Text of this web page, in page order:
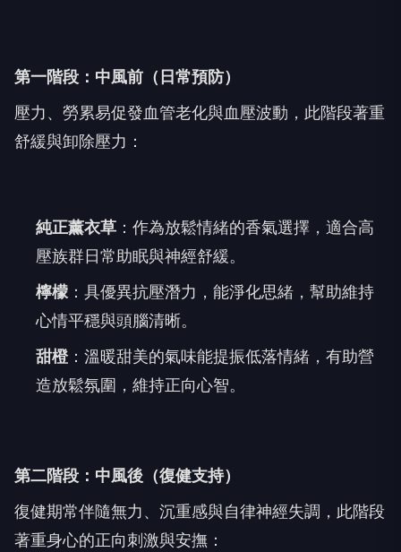
第一階段：中風前（日常預防）
壓力、勞累易促發血管老化與血壓波動，此階段著重
舒緩與卸除壓力：
純正薰衣草 ：作為放鬆情緒的香氣選擇，適合高
壓族群日常助眠與神經舒緩。
檸檬 ：具優異抗壓潛力，能淨化思緒，幫助維持
心情平穩與頭腦清晰。
甜橙：溫暖甜美的氣味能提振低落情緒，有助營
造放鬆氛圍，維持正向心智。
第二階段：中風後（復健支持）
復健期常伴隨無力、沉重感與自律神經失調，此階段
著重身心的正向刺激與安撫：